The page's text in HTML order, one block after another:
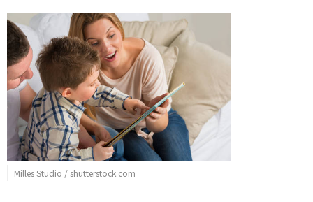
Milles Studio / shutterstock.com